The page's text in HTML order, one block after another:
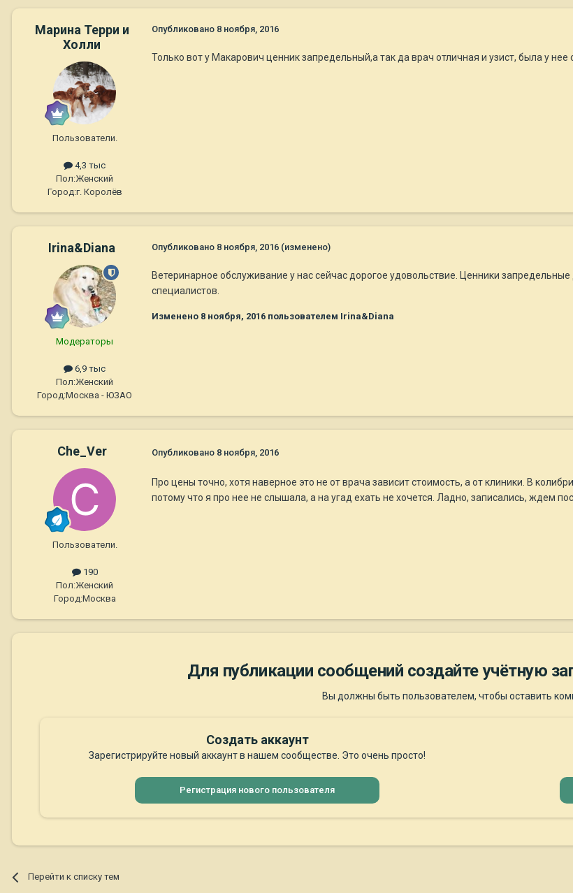
Марина Терри и
Холли
Пользователи.
4,3 тыс
Пол:Женский
Город:г. Королёв
Опубликовано 8 ноября, 2016
Только вот у Макарович ценник запредельный,а так да врач отличная и узист, была у нее
Irina&Diana
Модераторы
6,9 тыс
Пол:Женский
Город:Москва - ЮЗАО
Опубликовано 8 ноября, 2016 (изменено)
Ветеринарное обслуживание у нас сейчас дорогое удовольствие. Ценники
специалистов.
Изменено 8 ноября, 2016 пользователем Irina&Diana
Che_Ver
Пользователи.
190
Пол:Женский
Город:Москва
Опубликовано 8 ноября, 2016
Про цены точно, хотя наверное это не от врача зависит стоимость, а от клиники. В
потому что я про нее не слышала, а на угад ехать не хочется. Ладно, записались, ждем
Для публикации сообщений создайте учётную
Вы должны быть пользователем, чтобы оставить
Создать аккаунт
Зарегистрируйте новый аккаунт в нашем сообществе. Это очень просто!
Регистрация нового пользователя
Перейти к списку тем